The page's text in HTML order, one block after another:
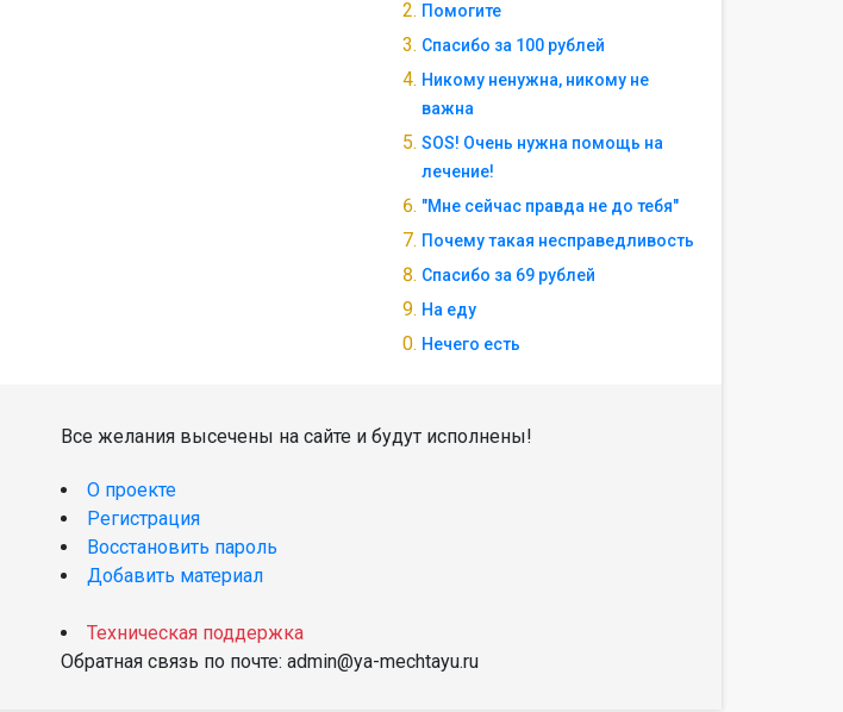
Помогите
Спасибо за 100 рублей
Никому ненужна, никому не
важна
SOS! Очень нужна помощь на
лечение!
"Мне сейчас правда не до тебя"
Почему такая несправедливость
Спасибо за 69 рублей
На еду
Нечего есть
Все желания высечены на сайте и будут исполнены!
О проекте
Регистрация
Восстановить пароль
Добавить материал
Техническая поддержка
Обратная связь по почте: admin@ya-mechtayu.ru